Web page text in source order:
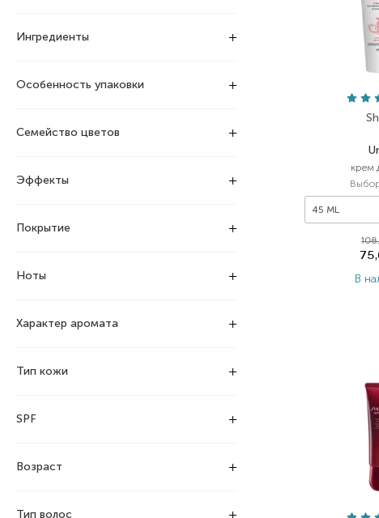
Ингредиенты
Особенность упаковки
Семейство цветов
Эффекты
Покрытие
Ноты
Характер аромата
Тип кожи
SPF
Возраст
Тип волос
крем
45 ML
В